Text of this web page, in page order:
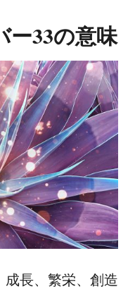
ー33の意味
成長、繁栄、創造